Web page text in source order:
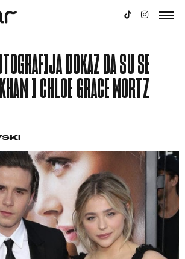
DOKAZ DA SU SE
I CHLOE GRACE MORTZ